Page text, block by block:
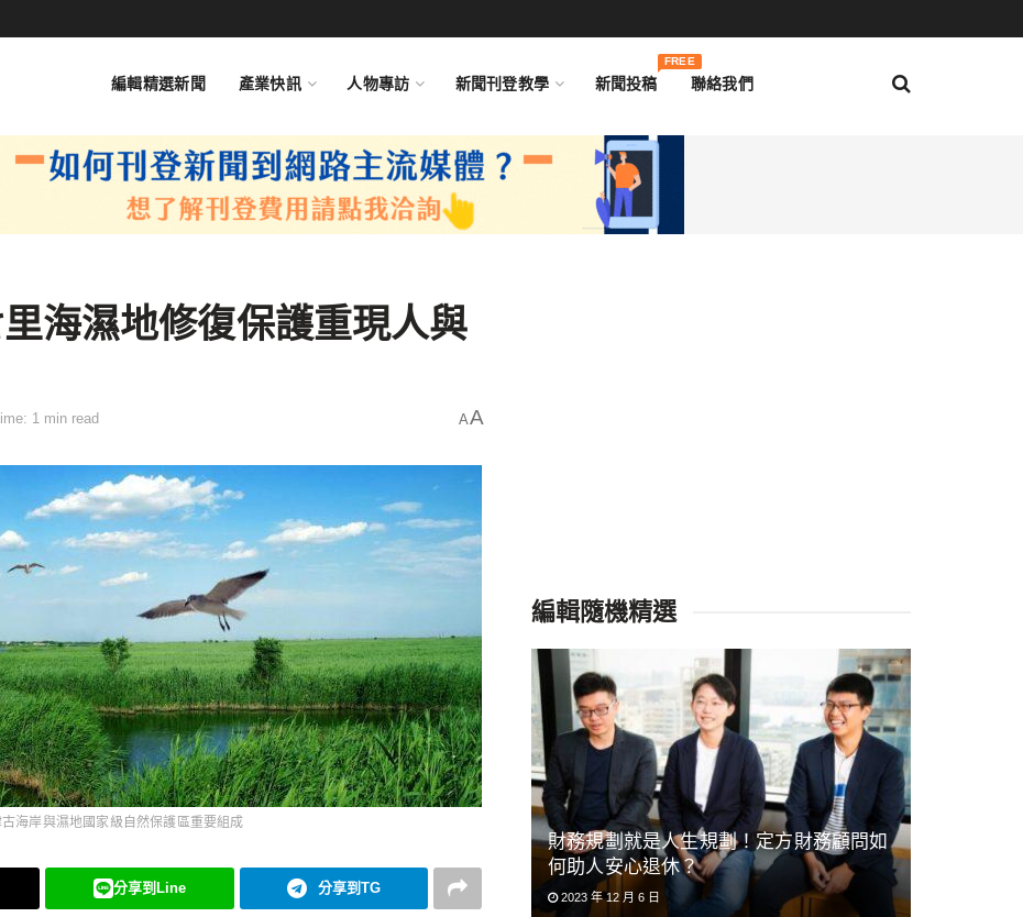
編輯精選新聞 產業快訊 人物專訪 新聞刊登教學 新聞投稿
FREE
聯絡我們
海濕地修復保護重現人與
1 min read AA
海岸與濕地國家級自然保護區重要組成
分享到Line 分享到TG
編輯隨機精選
財務規劃就是人生規劃！定方財務顧問如
何助人安心退休？
2023 年 12 月 6 日